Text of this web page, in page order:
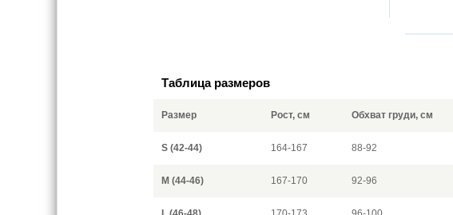
Таблица размеров
Размер Рост, см Обхват груди, см
S (42-44) 164-167 88-92
M (44-46) 167-170 92-96